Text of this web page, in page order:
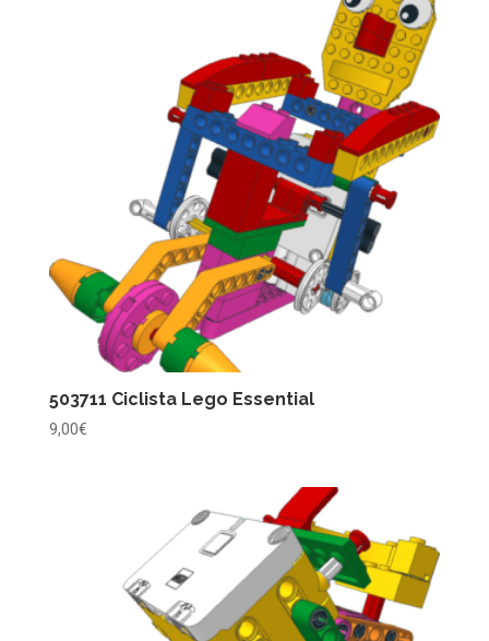
30,00€
503711 Ciclista Lego Essential
9,00€